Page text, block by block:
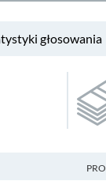
głosowania